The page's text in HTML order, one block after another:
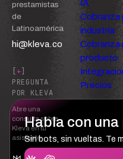
Habla con
Sin bots, sin vueltas. Te
prestamistas
de
Latinoamérica
hi@kleva.co
[+]
PREGUNTA
POR KLEVA
Abre una
consulta sobre
Kleva en tu
asistente
IA
Cobranza
industria
Cobranza
producto
Precios